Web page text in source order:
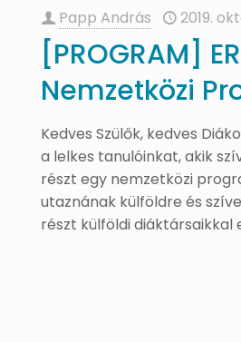
Papp András 2019.
[PROGRAM]
Nemzetközi
Kedves Szülők, kedves
a lelkes tanulóinkat, akik
részt egy nemzetközi
utaznának külföldre és
részt külföldi diáktársaikkal